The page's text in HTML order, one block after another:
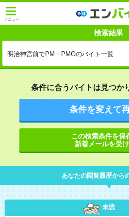
メニュー
検索結果
明治神宮前でPM・PMOのバイト一覧
条件に合うバイトは見つか
条件を変えて
この検索条件を保
新着メールを受
あなたの閲覧履歴から
未読